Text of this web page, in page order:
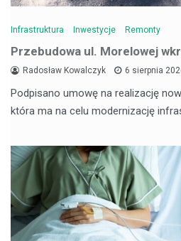
Infrastruktura Inwestycje Remonty
Przebudowa ul. Morelowej
Radosław Kowalczyk 6 sierpnia
Podpisano umowę na realizację
która ma na celu modernizację